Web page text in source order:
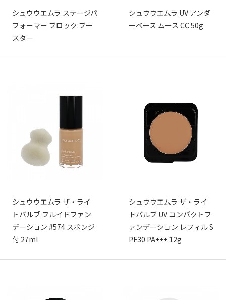
シュウウエムラ ステージパ
フォーマー ブロック:ブー
スター
シュウウエムラ UV アンダ
ーベース ムース CC 50g
シュウウエムラ ザ・ライ
トバルブ フルイドファン
デーション #574 スポンジ
付 27ml
シュウウエムラ ザ・ライ
トバルブ UV コンパクトフ
ァンデーション レフィル S
PF30 PA+++ 12g